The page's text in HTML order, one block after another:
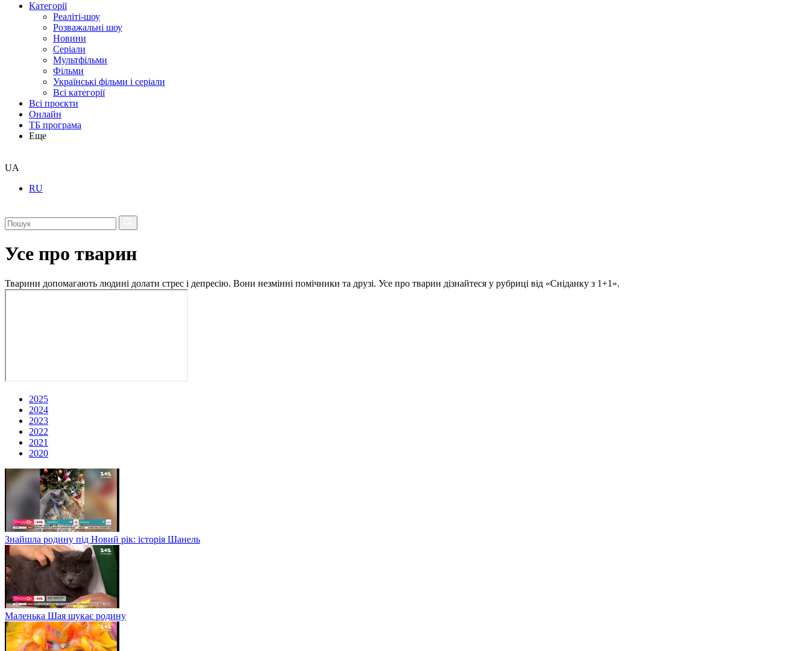
Категорії
Реаліті-шоу
Розважальні шоу
Новини
Серіали
Мультфільми
Фільми
Українські фільми і серіали
Всі категорії
Всі проєкти
Онлайн
ТБ програма
Еще
UA
RU
Усе про тварин
Тварини допомагають людині долати стрес і депресію. Вони незмінні помічники та друзі. Усе про тварин дізнайтеся у рубриці від «Сніданку з 1+1».
2025
2024
2023
2022
2021
2020
Знайшла родину під Новий рік: історія Шанель
Маленька Шая шукає родину